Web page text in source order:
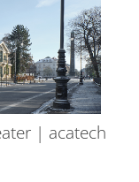
| acatech